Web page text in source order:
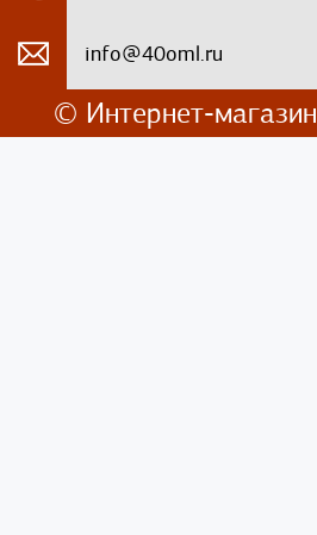
info@40oml.ru
© Интернет-магазин